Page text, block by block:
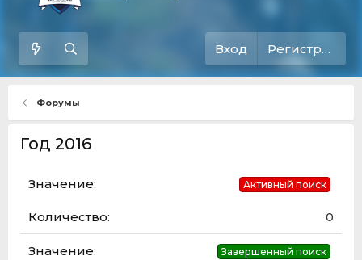
Вход Регистрация
Форумы
Год 2016
Активный поиск
0
Завершенный поиск